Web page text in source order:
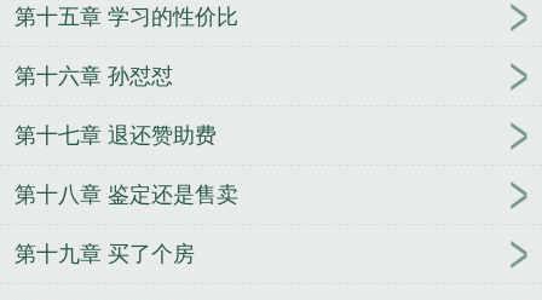
第十五章 学习的性价比
第十六章 孙怼怼
第十七章 退还赞助费
第十八章 鉴定还是售卖
第十九章 买了个房